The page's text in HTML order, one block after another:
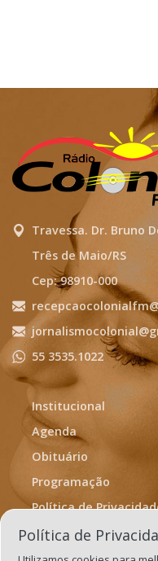
Travessa. Dr. Bruno
Três de Maio/RS
Cep: 98910-000
55 3535.1022
Institucional
Agenda
Obituário
Programação
Política de
Termos de Uso
Política de